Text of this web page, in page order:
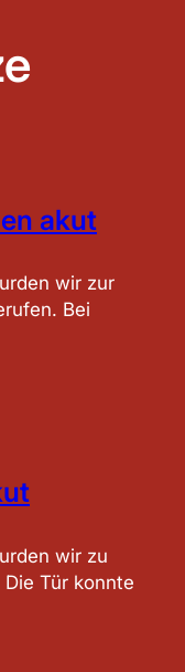
akut
wir zur
Bei
wir zu
Tür konnte